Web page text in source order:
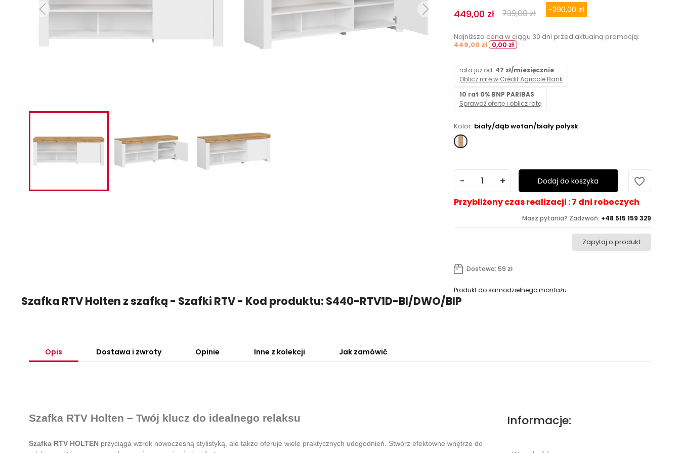
449,00 zł 739,00 zł -290,00 zł
Najniższa cena w ciągu 30 dni przed aktualną promocją:
449,00 zł 0,00 zł
rata już od: 47 zł/miesięcznie
Oblicz ratę w Crédit Agricole Bank
10 rat 0% BNP PARIBAS
Sprawdź ofertę i oblicz ratę
Kolor: biały/dąb wotan/biały połysk
biały/dąb
Dodaj do koszyka favorite_border
Przybliżony czas realizacji : 7 dni roboczych
Masz pytania? Zadzwoń: +48 515 159 329
Zapytaj o produkt
Dostawa: 59 zł
Produkt do samodzielnego montażu.
Szafka RTV Holten z szafką - Szafki RTV - Kod produktu: S440-RTV1D-BI/DWO/BIP
Opis Dostawa i zwroty Opinie Inne z kolekcji Jak zamówić
Szafka RTV Holten – Twój klucz do idealnego relaksu
Szafka RTV HOLTEN przyciąga wzrok nowoczesną stylistyką, ale także oferuje wiele praktycznych udogodnień. Stwórz efektowne wnętrze do
Informacje: